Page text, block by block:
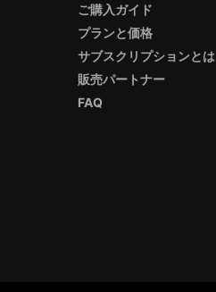
ご購入ガイド
プランと価格
サブスクリプションとは
販売パートナー
FAQ